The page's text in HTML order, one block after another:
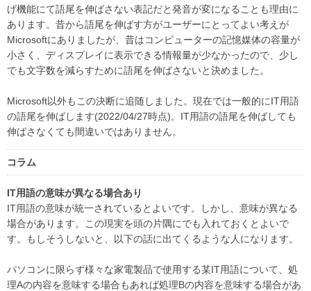
げ機能にて語尾を伸ばさない表記だと発音が変になることも理由に
あります。昔から語尾を伸ばす方がユーザーにとってよい考えが
Microsoftにありましたが、昔はコンピューターの記憶媒体の容量が
小さく、ディスプレイに表示できる情報量が少なかったので、少し
でも文字数を減らすために語尾を伸ばさないと決めました。
Microsoft以外もこの決断に追随しました。現在では一般的にIT用語
の語尾を伸ばします(2022/04/27時点)。IT用語の語尾を伸ばしても
伸ばさなくても間違いではありません。
コラム
IT用語の意味が異なる場合あり
IT用語の意味が統一されているとよいです。しかし、意味が異なる
場合があります。この現実を頭の片隅にでも入れておくとよいで
す。もしそうしないと、以下の話に出てくるような人になります。
パソコンに限らず様々な家電製品で使用する某IT用語について、処
理Aの内容を意味する場合もあれば処理Bの内容を意味する場合があ